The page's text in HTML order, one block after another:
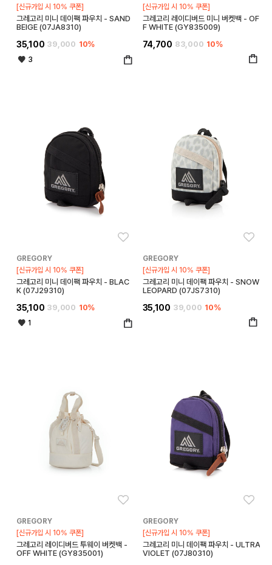
[신규가입 시 10% 쿠폰]
그레고리 미니 데이팩 파우치 - SAND
BEIGE (07JA8310)
35,100 39,000 10%
3
[신규가입 시 10% 쿠폰]
그레고리 레이디버드 미니 버켓백 - OF
F WHITE (GY835009)
74,700 83,000 10%
GREGORY
[신규가입 시 10% 쿠폰]
그레고리 미니 데이팩 파우치 - BLAC
K (07J29310)
35,100 39,000 10%
1
GREGORY
[신규가입 시 10% 쿠폰]
그레고리 미니 데이팩 파우치 - SNOW
LEOPARD (07JS7310)
35,100 39,000 10%
GREGORY
[신규가입 시 10% 쿠폰]
그레고리 레이디버드 투웨이 버켓백 -
OFF WHITE (GY835001)
GREGORY
[신규가입 시 10% 쿠폰]
그레고리 미니 데이팩 파우치 - ULTRA
VIOLET (07J80310)